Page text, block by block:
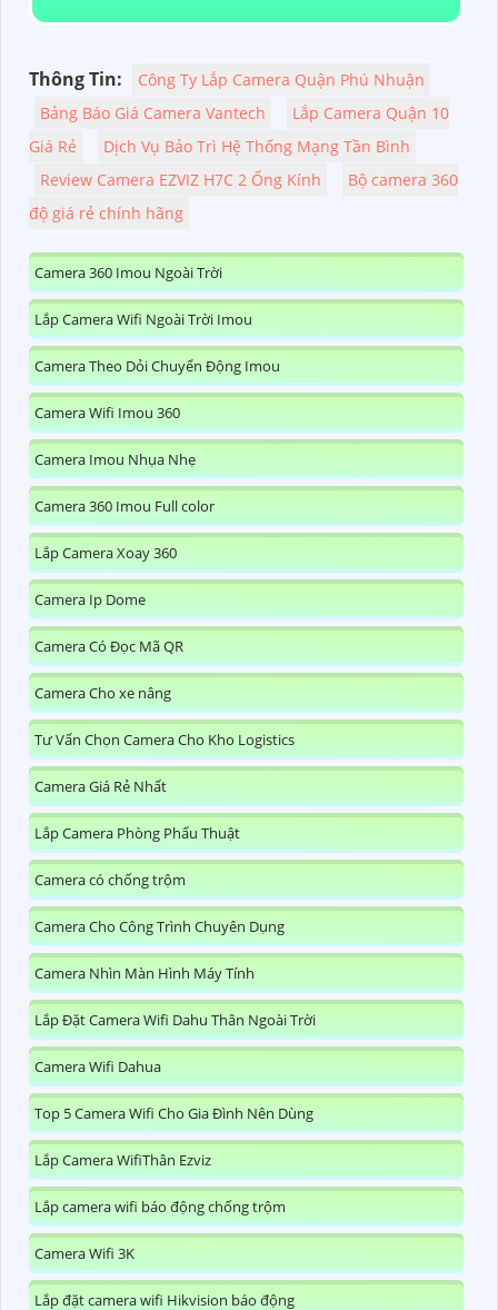
Thông Tin:
Công Ty Lắp Camera Quận Phú Nhuận
Bảng Báo Giá Camera Vantech
Lắp Camera Quận 10
Giá Rẻ
Dịch Vụ Bảo Trì Hệ Thống Mạng Tần Bình
Review Camera EZVIZ H7C 2 Ống Kính
Bộ camera 360
độ giá rẻ chính hãng
Camera 360 Imou Ngoài Trời
Lắp Camera Wifi Ngoài Trời Imou
Camera Theo Dỏi Chuyển Động Imou
Camera Wifi Imou 360
Camera Imou Nhụa Nhẹ
Camera 360 Imou Full color
Lắp Camera Xoay 360
Camera Ip Dome
Camera Có Đọc Mã QR
Camera Cho xe nâng
Tư Vấn Chọn Camera Cho Kho Logistics
Camera Giá Rẻ Nhất
Lắp Camera Phòng Phẩu Thuật
Camera có chống trộm
Camera Cho Công Trình Chuyên Dụng
Camera Nhìn Màn Hình Máy Tính
Lắp Đặt Camera Wifi Dahu Thân Ngoài Trời
Camera Wifi Dahua
Top 5 Camera Wifi Cho Gia Đình Nên Dùng
Lắp Camera WifiThân Ezviz
Lắp camera wifi báo động chống trộm
Camera Wifi 3K
Lắp đặt camera wifi Hikvision báo động